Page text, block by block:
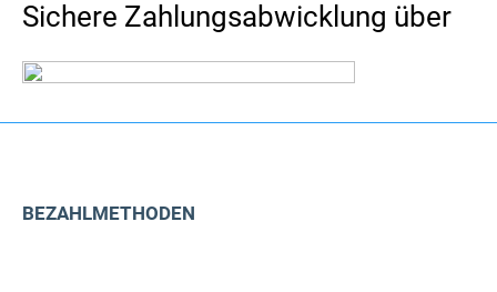
Sichere Zahlungsabwicklung über
BEZAHLMETHODEN